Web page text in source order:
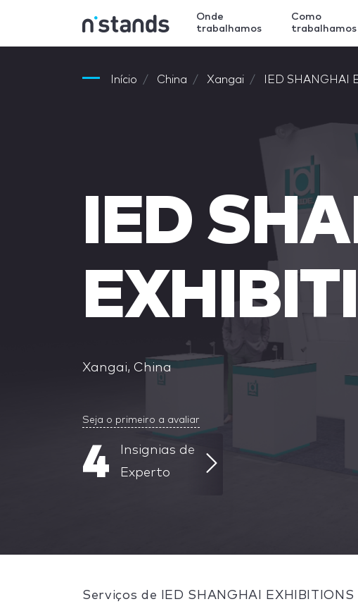
Onde
trabalhamos
Como
trabalhamos
Início China Xangai IED SHANGHAI
IED
Xangai, China
Seja o primeiro a avaliar
4
Insignias de
Experto
Serviços de IED SHANGHAI EXHIBITIONS